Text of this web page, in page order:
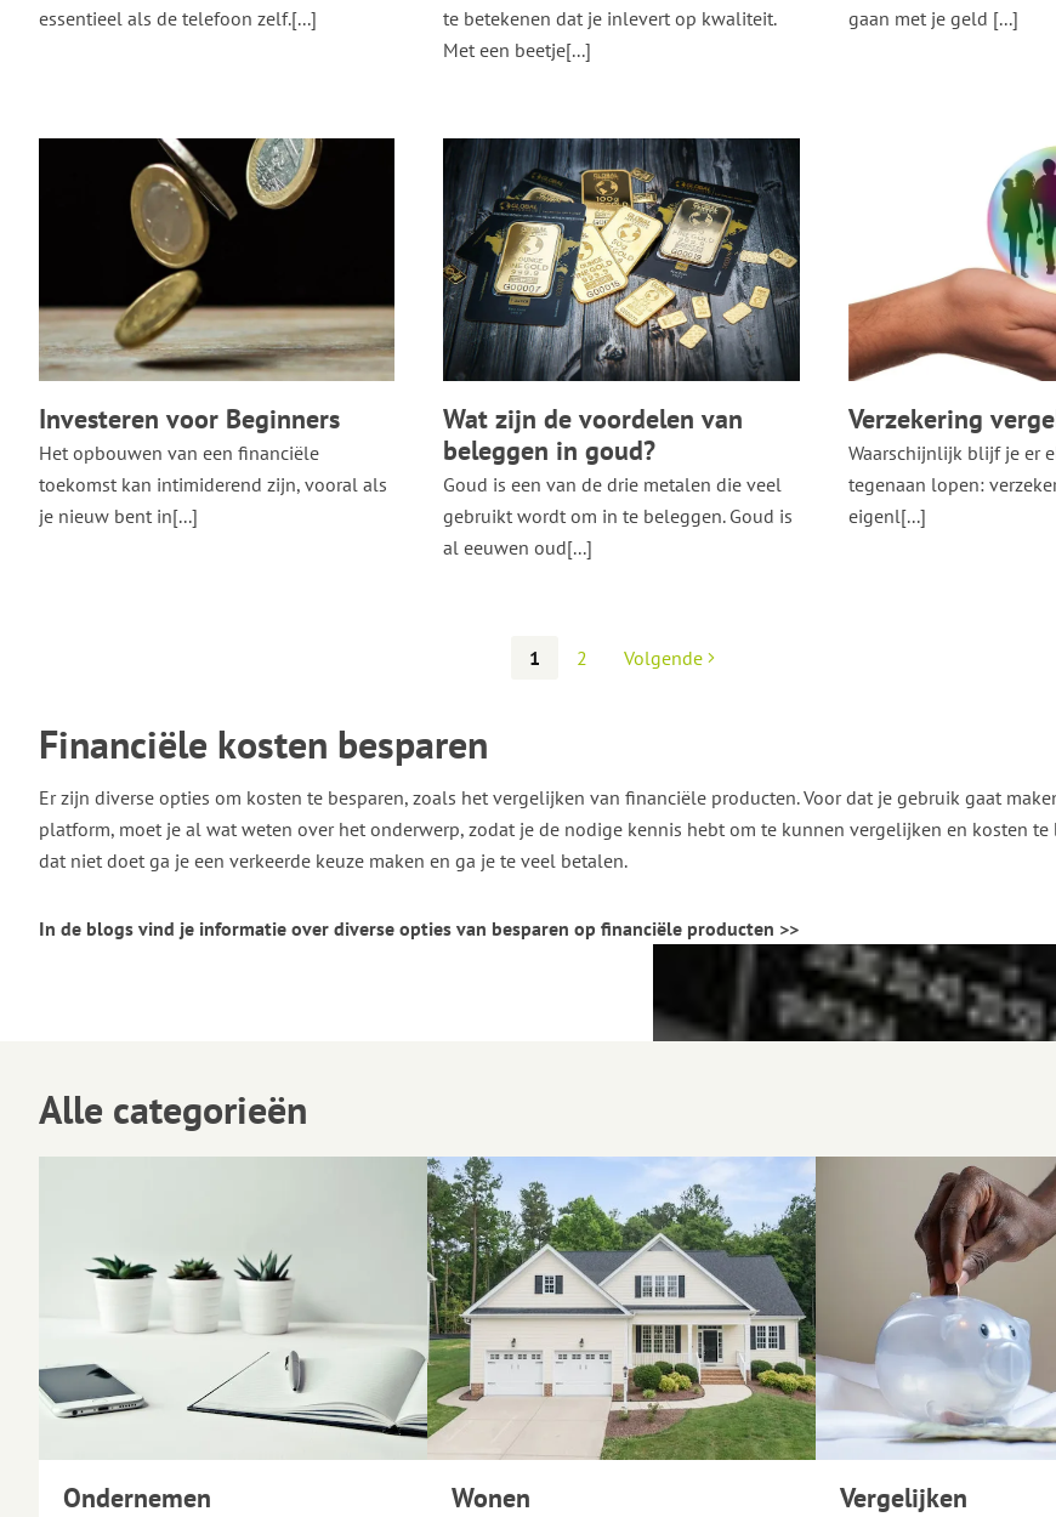
essentieel als de telefoon zelf.[...]
te betekenen dat je inlevert op kwaliteit.
Met een beetje[...]
gaan met je geld [...]
Investeren voor Beginners
Het opbouwen van een financiële
toekomst kan intimiderend zijn, vooral als
je nieuw bent in[...]
Wat zijn de voordelen van
beleggen in goud?
Goud is een van de drie metalen die veel
gebruikt wordt om in te beleggen. Goud is
al eeuwen oud[...]
Verzekering
Waarschijnlijk blijf je er
tegenaan lopen:
eigenl[...]
1 2 Volgende
Financiële kosten besparen
Er zijn diverse opties om kosten te besparen, zoals het vergelijken van financiële producten. Voor dat je gebruik gaat
platform, moet je al wat weten over het onderwerp, zodat je de nodige kennis hebt om te kunnen vergelijken en kosten te
dat niet doet ga je een verkeerde keuze maken en ga je te veel betalen.
In de blogs vind je informatie over diverse opties van besparen op financiële producten >>
Alle categorieën
Ondernemen Wonen Vergelijken